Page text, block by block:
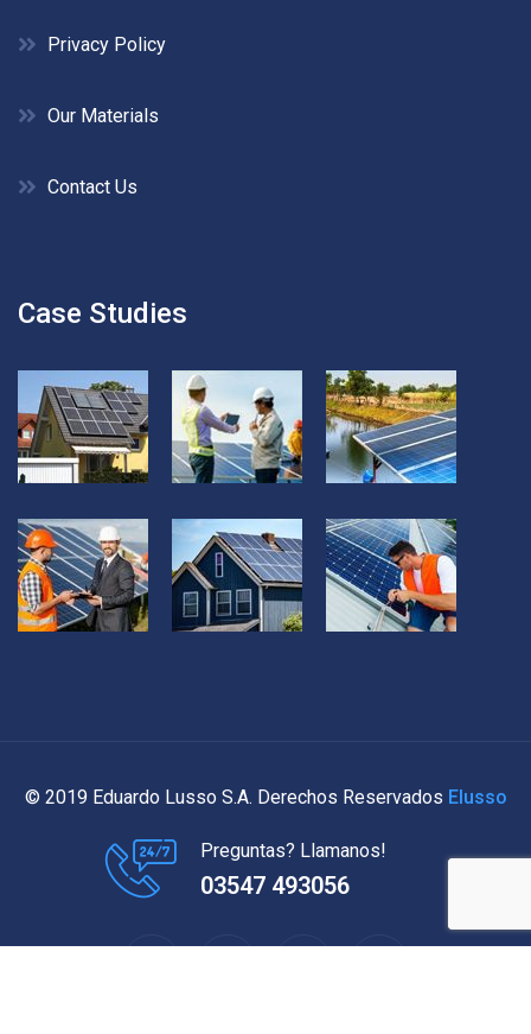
Privacy Policy
Our Materials
Contact Us
Case Studies
© 2019 Eduardo Lusso S.A. Derechos Reservados Elusso
Preguntas? Llamanos!
03547 493056